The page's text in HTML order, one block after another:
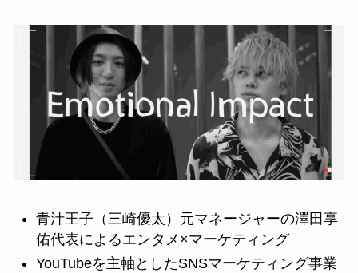
青汁王子（三崎優太）元マネージャーの澤田享
佑代表によるエンタメ×マーケティング
YouTubeを主軸としたSNSマーケティング事業